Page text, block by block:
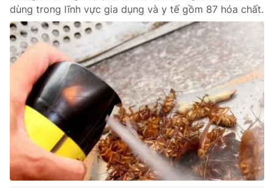
THỜI BÁO VTV
Theo dõi báo trên
Cơ quan chủ quản:Đài Truyền hình Việt Nam
Cơ quan báo chí:Thời báo VTV
Giấy phép hoạt động báo in và báo điện tử số 483/GP-BTTTT
cấp ngày 29/12/2023
Tổng Biên tập:
Vũ Thanh Thủy
Phó Tổng Biên tập: Nguyễn Thị Mỹ Hạnh, Phạm Quốc Thắng,
Nguyễn Trọng Ninh
dùng trong lĩnh vực gia dụng và y tế gồm 87 hóa chất.